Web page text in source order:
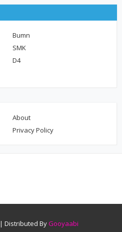
Bumn
SMK
D4
About
Privacy Policy
| Distributed By Gooyaabi